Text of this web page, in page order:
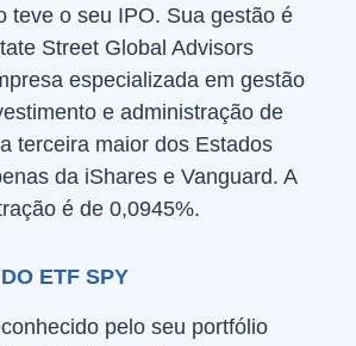
teve o seu IPO. Sua gestão é
Street Global Advisors
especializada em gestão
e administração de
terceira maior dos Estados
da iShares e Vanguard. A
é de 0,0945%.
ETF SPY
pelo seu portfólio